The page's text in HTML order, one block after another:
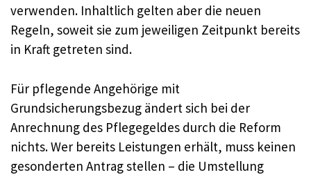
verwenden. Inhaltlich gelten aber die neuen
Regeln, soweit sie zum jeweiligen Zeitpunkt bereits
in Kraft getreten sind.
Für pflegende Angehörige mit
Grundsicherungsbezug ändert sich bei der
Anrechnung des Pflegegeldes durch die Reform
nichts. Wer bereits Leistungen erhält, muss keinen
gesonderten Antrag stellen – die Umstellung